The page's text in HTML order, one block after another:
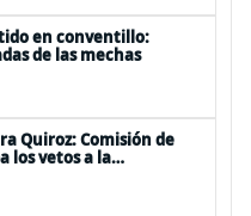
en conventillo:
de las mechas
Quiroz: Comisión de
los vetos a la